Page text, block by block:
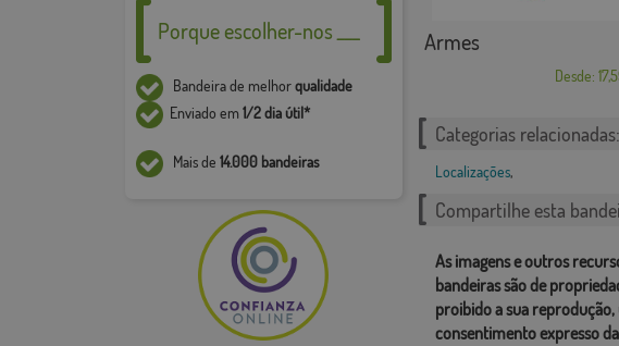
Porque escolher-nos ___
Bandeira de melhorqualidade
Enviado em1/2 dia útil*
Mais de 14.000 bandeiras
Armes
Desde:
Categorias relacionadas:
Localizações,
Compartilhe esta
As imagens e outros
bandeiras são de
proibido a sua
consentimento expresso